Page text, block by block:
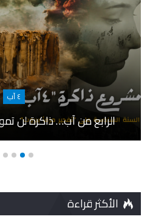
٤ آب
الرابع من آب… ذاكرة لن
الأكثر قراءة